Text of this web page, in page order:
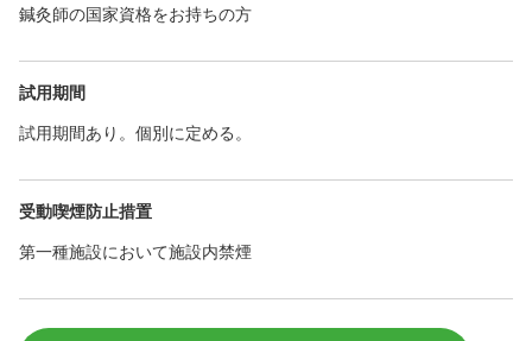
鍼灸師の国家資格をお持ちの方
試用期間
試用期間あり。個別に定める。
受動喫煙防止措置
第一種施設において施設内禁煙